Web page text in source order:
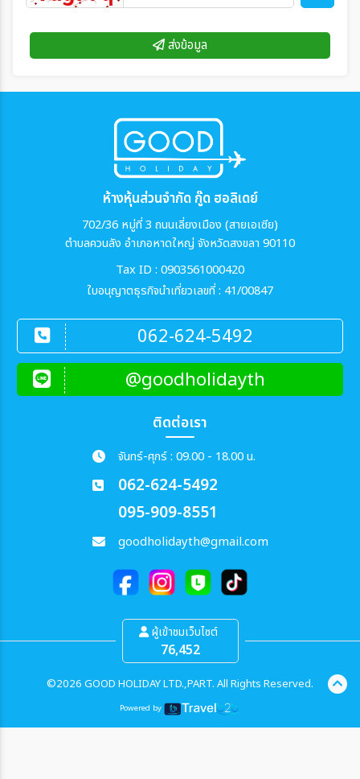
ส่งข้อมูล
ห้างหุ้นส่วนจำกัด กู๊ด ฮอลิเดย์
702/36 หมู่ที่ 3 ถนนเลี่ยงเมือง (สายเอเซีย)
ตำบลควนลัง อำเภอหาดใหญ่ จังหวัดสงขลา 90110
Tax ID : 0903561000420
ใบอนุญาตธุรกิจนำเที่ยวเลขที่ : 41/00847
062-624-5492
@goodholidayth
ติดต่อเรา
จันทร์-ศุกร์ : 09.00 - 18.00 น.
062-624-5492
095-909-8551
goodholidayth@gmail.com
ผู้เข้าชมเว็บไซต์
76,452
©2026 GOOD HOLIDAY LTD.,PART. All Rights Reserved.
Powered by